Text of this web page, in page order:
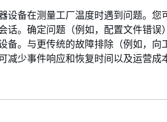
设备在测量工厂温度时遇到问题。您
话。确定问题（例如，配置文件错误
备。与更传统的故障排除（例如，向
少事件响应和恢复时间以及运营成